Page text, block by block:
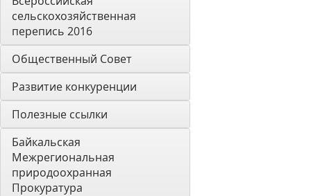
сельскохозяйственная
перепись 2016
Общественный Совет
Развитие конкуренции
Полезные ссылки
Байкальская
Межрегиональная
природоохранная
Прокуратура